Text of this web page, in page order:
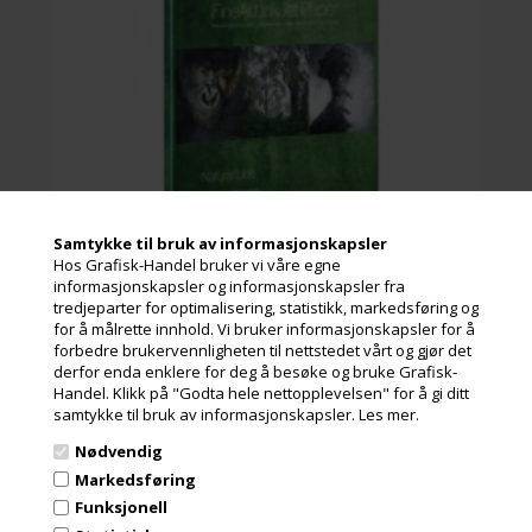
Samtykke til bruk av informasjonskapsler
Hos Grafisk-Handel bruker vi våre egne
informasjonskapsler og informasjonskapsler fra
tredjeparter for optimalisering, statistikk, markedsføring og
for å målrette innhold. Vi bruker informasjonskapsler for å
forbedre brukervennligheten til nettstedet vårt og gjør det
derfor enda enklere for deg å besøke og bruke Grafisk-
Handel. Klikk på "Godta hele nettopplevelsen" for å gi ditt
samtykke til bruk av informasjonskapsler. Les mer.
Nødvendig
Markedsføring
Funksjonell
Hahnemühle Bamboo er et 290 g/m² papir som består av
90 % bambusfibre og 10 % bomull.
Dette spesielle papiret fra Hahnemühle var verdens første
papirtype til inkjetutskrifter som er laget av bambusfibre.
Med sin glatte overflate er Bamboo spesielt godt egnet
varmtone og sort/hvit-utskrifter.
Hahnemühle Bamboo yter best mulig motstand mot
aldring av utskriftene.
Les mer
465,00 Kr.